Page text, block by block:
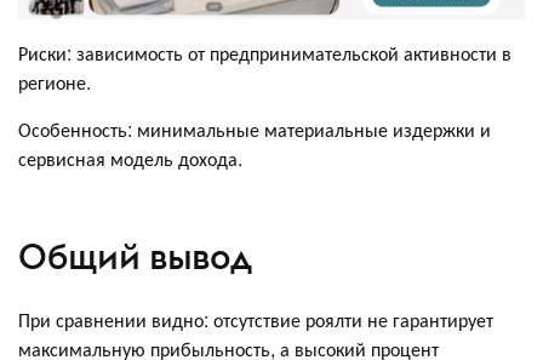
Риски: зависимость от предпринимательской активности в
регионе.
Особенность: минимальные материальные издержки и
сервисная модель дохода.
Общий вывод
При сравнении видно: отсутствие роялти не гарантирует
максимальную прибыльность, а высокий процент